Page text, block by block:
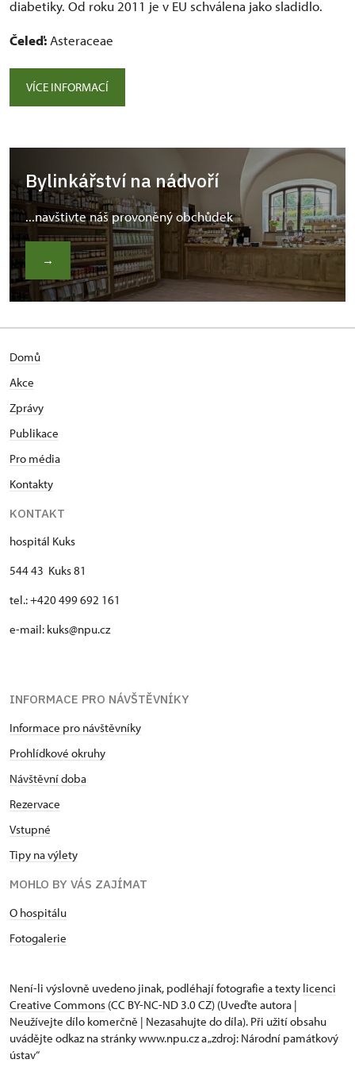
diabetiky. Od roku 2011 je v EU schválena jako sladidlo.
Čeleď: Asteraceae
VÍCE INFORMACÍ
Bylinkářství na nádvoří
...navštivte náš provoněný obchůdek
→
Domů
Akce
Zprávy
Publikace
Pro média
Kontakty
KONTAKT
hospitál Kuks
544 43 Kuks 81
tel.: +420 499 692 161
e-mail: kuks@npu.cz
INFORMACE PRO NÁVŠTĚVNÍKY
Informace pro návštěvníky
Prohlídkové okruhy
Návštěvní doba
Rezervace
Vstupné
Tipy na výlety
MOHLO BY VÁS ZAJÍMAT
O hospitálu
Fotogalerie
Není-li výslovně uvedeno jinak, podléhají fotografie a texty licenci
Creative Commons (CC BY-NC-ND 3.0 CZ) (Uveďte autora |
Neužívejte dílo komerčně | Nezasahujte do díla). Při užití obsahu
uvádějte odkaz na stránky www.npu.cz a „zdroj: Národní památkový
ústav“